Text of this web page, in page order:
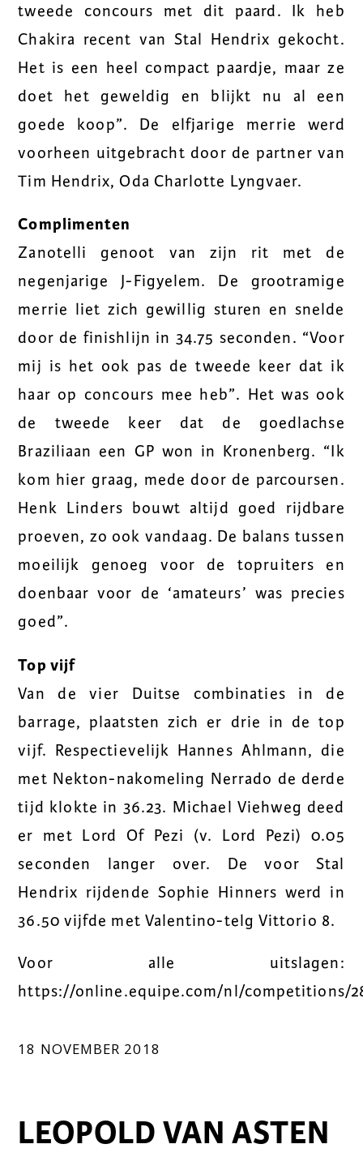
tweede concours met dit paard. Ik heb
Chakira recent van Stal Hendrix gekocht.
Het is een heel compact paardje, maar ze
doet het geweldig en blijkt nu al een
goede koop”. De elfjarige merrie werd
voorheen uitgebracht door de partner van
Tim Hendrix, Oda Charlotte Lyngvaer.
Complimenten
Zanotelli genoot van zijn rit met de
negenjarige J-Figyelem. De grootramige
merrie liet zich gewillig sturen en snelde
door de finishlijn in 34.75 seconden. “Voor
mij is het ook pas de tweede keer dat ik
haar op concours mee heb”. Het was ook
de tweede keer dat de goedlachse
Braziliaan een GP won in Kronenberg. “Ik
kom hier graag, mede door de parcoursen.
Henk Linders bouwt altijd goed rijdbare
proeven, zo ook vandaag. De balans tussen
moeilijk genoeg voor de topruiters en
doenbaar voor de ‘amateurs’ was precies
goed”.
Top vijf
Van de vier Duitse combinaties in de
barrage, plaatsten zich er drie in de top
vijf. Respectievelijk Hannes Ahlmann, die
met Nekton-nakomeling Nerrado de derde
tijd klokte in 36.23. Michael Viehweg deed
er met Lord Of Pezi (v. Lord Pezi) 0.05
seconden langer over. De voor Stal
Hendrix rijdende Sophie Hinners werd in
36.50 vijfde met Valentino-telg Vittorio 8.
Voor alle uitslagen:
https://online.equipe.com/nl/competitions/
18 NOVEMBER 2018
LEOPOLD VAN ASTEN